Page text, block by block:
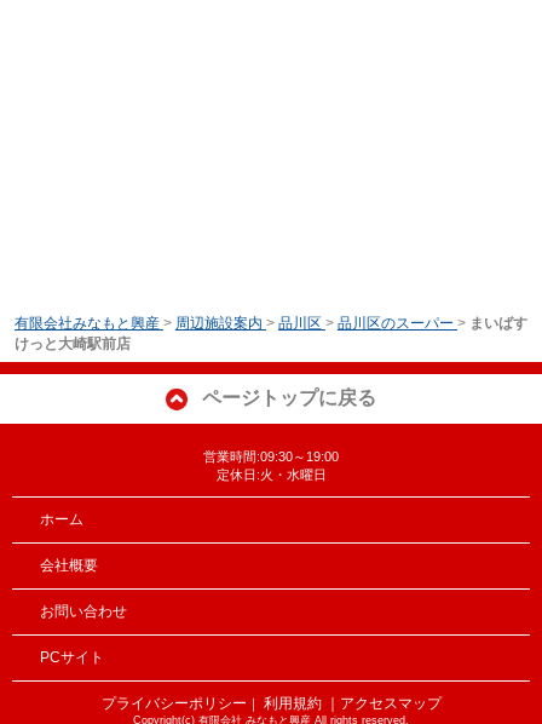
有限会社みなもと興産 > 周辺施設案内 > 品川区 > 品川区のスーパー > まいばす
けっと大崎駅前店
ページトップに戻る
営業時間:09:30～19:00
定休日:火・水曜日
ホーム
会社概要
お問い合わせ
PCサイト
プライバシーポリシー ｜ 利用規約 ｜アクセスマップ
Copyright(c) 有限会社 みなもと興産 All rights reserved.